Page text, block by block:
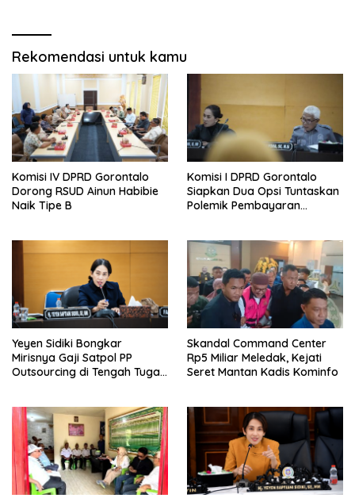
Rekomendasi untuk kamu
Komisi IV DPRD Gorontalo
Dorong RSUD Ainun Habibie
Naik Tipe B
Komisi I DPRD Gorontalo
Siapkan Dua Opsi Tuntaskan
Polemik Pembayaran
Yeyen Sidiki Bongkar
Mirisnya Gaji Satpol PP
Outsourcing di Tengah Tugas
Skandal Command Center
Rp5 Miliar Meledak, Kejati
Seret Mantan Kadis Kominfo